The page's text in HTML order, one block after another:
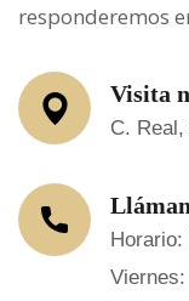
responderemos
Visita
C.
Horario: